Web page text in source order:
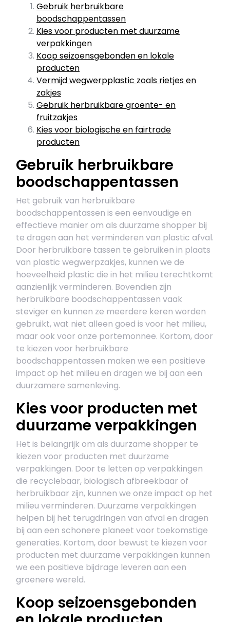
Gebruik herbruikbare
boodschappentassen
Kies voor producten met duurzame
verpakkingen
Koop seizoensgebonden en lokale
producten
Vermijd wegwerpplastic zoals rietjes en
zakjes
Gebruik herbruikbare groente- en
fruitzakjes
Kies voor biologische en fairtrade
producten
Gebruik herbruikbare
boodschappentassen
Het gebruik van herbruikbare
boodschappentassen is een eenvoudige en
effectieve manier om als duurzame shopper bij
te dragen aan het verminderen van plastic afval.
Door herbruikbare tassen te gebruiken in plaats
van plastic wegwerpzakjes, kunnen we de
hoeveelheid plastic die in het milieu terechtkomt
aanzienlijk verminderen. Bovendien zijn
herbruikbare boodschappentassen vaak
steviger en kunnen ze meerdere keren worden
gebruikt, wat niet alleen goed is voor het milieu,
maar ook voor onze portemonnee. Kortom, door
te kiezen voor herbruikbare
boodschappentassen maken we een positieve
impact op het milieu en dragen we bij aan een
duurzamere samenleving.
Kies voor producten met
duurzame verpakkingen
Het is belangrijk om als duurzame shopper te
kiezen voor producten met duurzame
verpakkingen. Door te letten op verpakkingen
die recyclebaar, biologisch afbreekbaar of
herbruikbaar zijn, kunnen we onze impact op het
milieu verminderen. Duurzame verpakkingen
helpen bij het terugdringen van afval en dragen
bij aan een schonere planeet voor toekomstige
generaties. Kortom, door bewust te kiezen voor
producten met duurzame verpakkingen kunnen
we een positieve bijdrage leveren aan een
groenere wereld.
Koop seizoensgebonden